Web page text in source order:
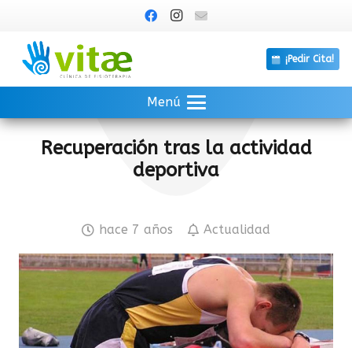
¡Pedir Cita!
Menú
Recuperación tras la actividad
deportiva
hace 7 años Actualidad